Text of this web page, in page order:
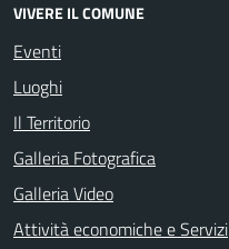
VIVERE IL COMUNE
Eventi
Luoghi
Il Territorio
Galleria Fotografica
Galleria Video
Attività economiche e Servizi